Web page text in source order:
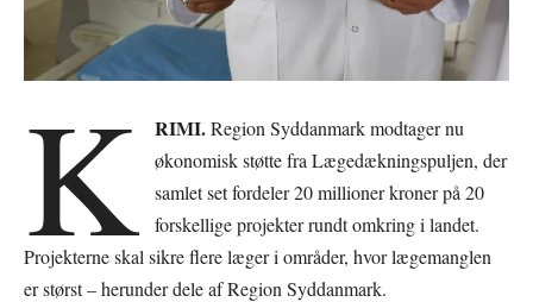
K RIMI.Region Syddanmark modtager nu
økonomisk støtte fra Lægedækningspuljen, der
samlet set fordeler 20 millioner kroner på 20
forskellige projekter rundt omkring i landet.
Projekterne skal sikre flere læger i områder, hvor lægemanglen
er størst – herunder dele af Region Syddanmark.